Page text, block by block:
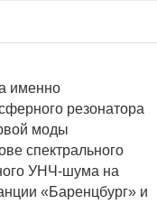
именно
резонатора
моды
спектрального
УНЧ-шума на
«Баренцбург» и